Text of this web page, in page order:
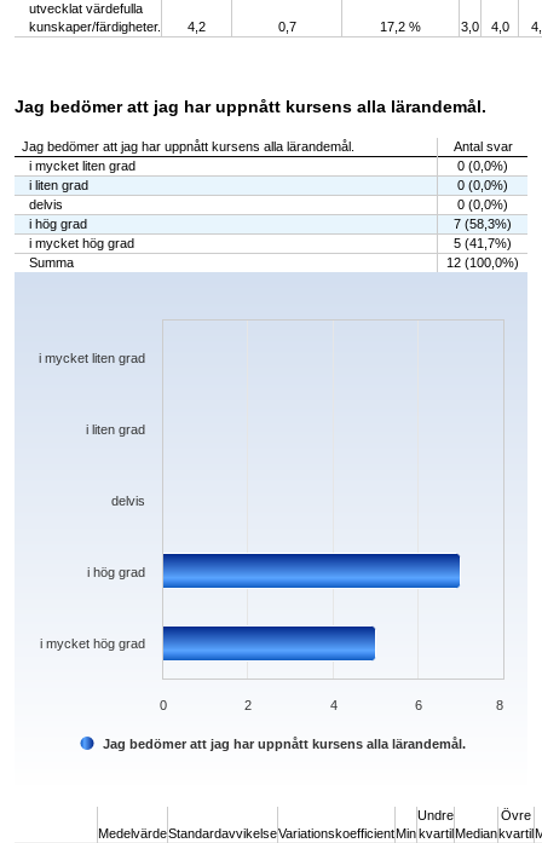
utvecklat värdefulla
kunskaper/färdigheter.
4,2 0,7 17,2 % 3,0 4,0
Jag bedömer att jag har uppnått kursens alla lärandemål.
Jag bedömer att jag har uppnått kursens alla lärandemål.
Antal svar
i mycket liten grad
0 (0,0%)
i liten grad
0 (0,0%)
delvis
0 (0,0%)
i hög grad
7 (58,3%)
i mycket hög grad
5 (41,7%)
Summa
12 (100,0%)
Chart
The chart has 1 X axis displaying categories.
Jag bedömer att jag har uppnått kursens alla lärandemål.
i mycket hög grad
i hög grad
delvis
i liten grad
i mycket liten grad
0 2 4 6 8
MedelvärdeStandardavvikelseVariationskoefficientMin
Undre
kvartilMedian
Övre
kvartil